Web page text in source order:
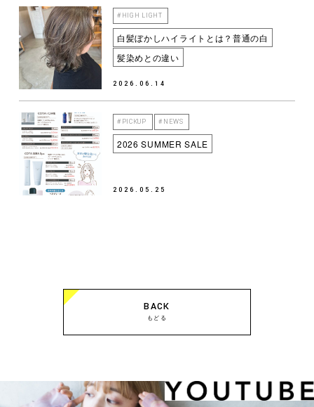
#HIGH LIGHT
白髪ぼかしハイライトとは？普通の白
髪染めとの違い
2026.06.14
#PICKUP #NEWS
2026 SUMMER SALE
2026.05.25
BACK
もどる